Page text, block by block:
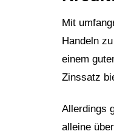
Mit
Handeln
einem
Zinssatz
Allerdings
alleine